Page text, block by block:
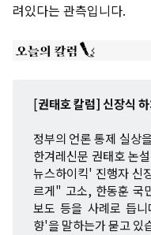
려있다는 관측입니다.
[권태호 칼럼] 신장식
정부의 언론 통제 실상
한겨레신문 권태호 논
뉴스하이킥' 진행자 신
르게" 고소, 한동훈 국
보도 등을 사례로 듭
향'을 말하는가 묻고 있